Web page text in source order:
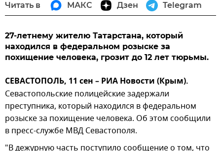
Читать в МАКС Дзен Telegram
27-летнему жителю Татарстана, который
находился в федеральном розыске за
похищение человека, грозит до 12 лет тюрьмы.
CЕВАСТОПОЛЬ, 11 сен – РИА Новости (Крым).
Севастопольские полицейские задержали
преступника, который находился в федеральном
розыске за похищение человека. Об этом сообщили
в пресс-службе МВД Севастополя.
"В дежурную часть поступило сообщение о том, что